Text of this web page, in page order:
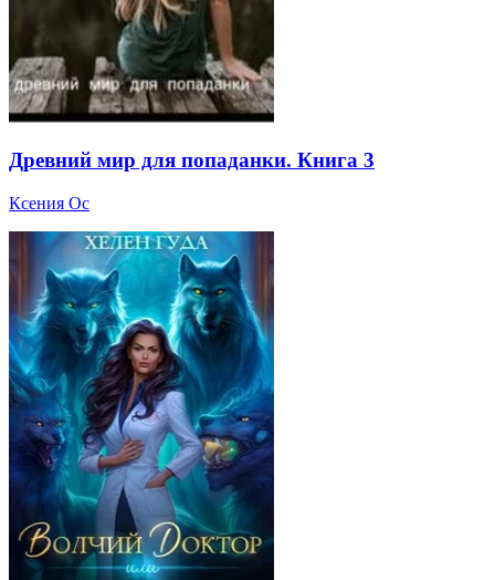
Древний мир для попаданки. Книга 3
Ксения Ос